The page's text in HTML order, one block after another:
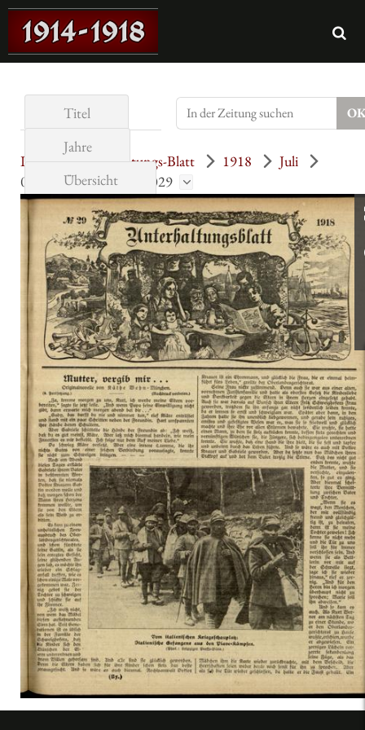
Titel
Jahre
Übersicht
Seite
Illustrirtes Unterhaltungs-Blatt 1918
Juli
029 (14.7.1918) = Nr. 029